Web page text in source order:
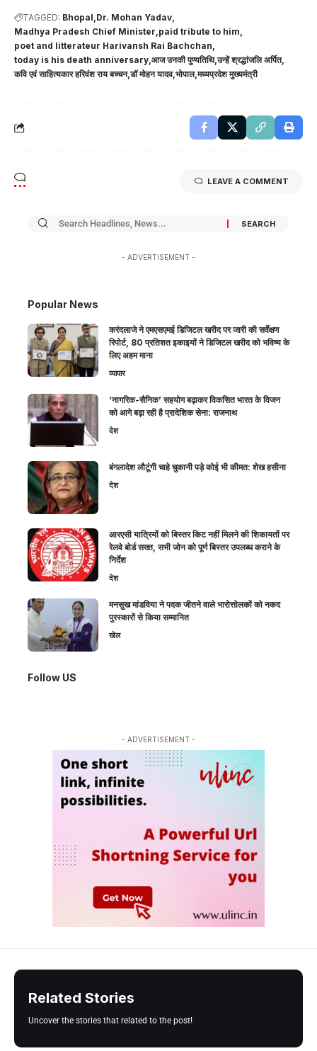
TAGGED: Bhopal Dr. Mohan Yadav
Madhya Pradesh Chief Minister paid tribute to him
poet and litterateur Harivansh Rai Bachchan
today is his death anniversary आज उनकी पुण्यतिथि उन्हें श्रद्धांजलि अर्पित
कवि एवं साहित्यकार हरिवंश राय बच्चन डॉ मोहन यादव भोपाल मध्यप्रदेश मुख्यमंत्री
LEAVE A COMMENT
- ADVERTISEMENT -
Popular News
करंदलाजे ने एमएसएमई डिजिटल खरीद पर जारी की सर्वेक्षण
रिपोर्ट, 80 प्रतिशत इकाइयों ने डिजिटल खरीद को भविष्य के
लिए अहम माना
व्यापार
‘नागरिक-सैनिक’ सहयोग बढ़ाकर विकसित भारत के विजन
को आगे बढ़ा रही है प्रादेशिक सेना: राजनाथ
देश
बंगलादेश लौटूंगी चाहे चुकानी पड़े कोई भी कीमत: शेख हसीना
देश
आरएसी यात्रियों को बिस्तर किट नहीं मिलने की शिकायतों पर
रेलवे बोर्ड सख्त, सभी जोन को पूर्ण बिस्तर उपलब्ध कराने के
निर्देश
देश
मनसुख मांडविया ने पदक जीतने वाले भारोत्तोलकों को नकद
पुरस्कारों से किया सम्मानित
खेल
Follow US
- ADVERTISEMENT -
Related Stories
Uncover the stories that related to the post!